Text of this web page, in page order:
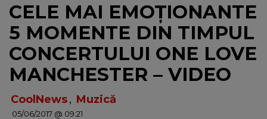
BREAKFAST
TIC TALK
CÂȘTIGĂ
HOT 30
CELE MAI EMOȚIONANTE
5 MOMENTE DIN TIMPUL
CONCERTULUI ONE LOVE
MANCHESTER – VIDEO
CoolNews, Muzică
05/06/2017 @ 09:21